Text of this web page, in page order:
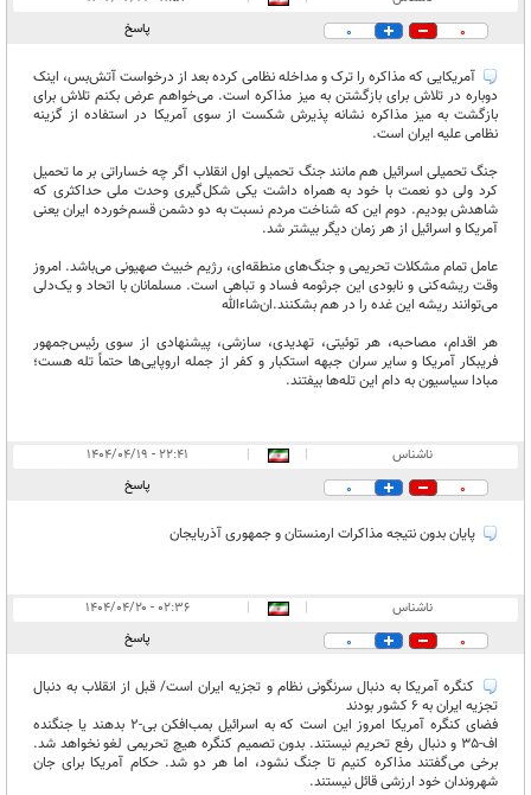
0
0 پاسخ
آمریکایی که مذاکره را ترک و مداخله نظامی کرده بعد از درخواست آتش‌بس، اینک
دوباره در تلاش برای بازگشتن به میز مذاکره است. می‌خواهم عرض بکنم تلاش برای
بازگشت به میز مذاکره نشانه پذیرش شکست از سوی آمریکا در استفاده از گزینه
نظامی علیه ایران است.
جنگ تحمیلی اسرائیل هم مانند جنگ تحمیلی اول انقلاب اگر چه خساراتی بر ما تحمیل
کرد ولی دو نعمت با خود به همراه داشت یکی شکل‌گیری وحدت ملی حداکثری که
شاهدش بودیم. دوم این که شناخت مردم نسبت به دو دشمن قسم‌خورده ایران یعنی
آمریکا و اسرائیل از هر زمان دیگر بیشتر شد.
عامل تمام مشکلات تحریمی و جنگ‌های منطقه‌ای، رژیم خبیث صهیونی می‌باشد. امروز
وقت ریشه‌کنی و نابودی این جرثومه فساد و تباهی است. مسلمانان با اتحاد و یک‌دلی
می‌توانند ریشه این غده را در هم بشکنند.ان‌شاءالله
هر اقدام، مصاحبه‌، هر توئیتی، تهدیدی، سازشی، پیشنهادی از سوی رئیس‌جمهور
فریبکار آمریکا و سایر سران جبهه استکبار و کفر از جمله اروپایی‌ها حتماً تله هست؛
مبادا سیاسیون به دام این تله‌ها بیفتند.
ناشناس |
|
۲۲:۴۱ - ۱۴۰۴/۰۴/۱۹
0
0 پاسخ
پایان بدون نتیجه مذاکرات ارمنستان و جمهوری آذربایجان
ناشناس |
|
۰۲:۳۶ - ۱۴۰۴/۰۴/۲۰
0
0 پاسخ
کنگره آمریکا به دنبال سرنگونی نظام و تجزیه ایران است/ قبل از انقلاب به دنبال
تجزیه ایران به 6 کشور بودند
فضای کنگره آمریکا امروز این است که به اسرائیل بمب‌افکن بی-2 بدهند یا جنگنده
اف-35 و دنبال رفع تحریم نیستند. بدون تصمیم کنگره هیچ تحریمی لغو نخواهد شد.
برخی می‌گفتند مذاکره کنیم تا جنگ نشود، اما هر دو شد. حکام آمریکا برای جان
شهروندان خود ارزشی قائل نیستند.